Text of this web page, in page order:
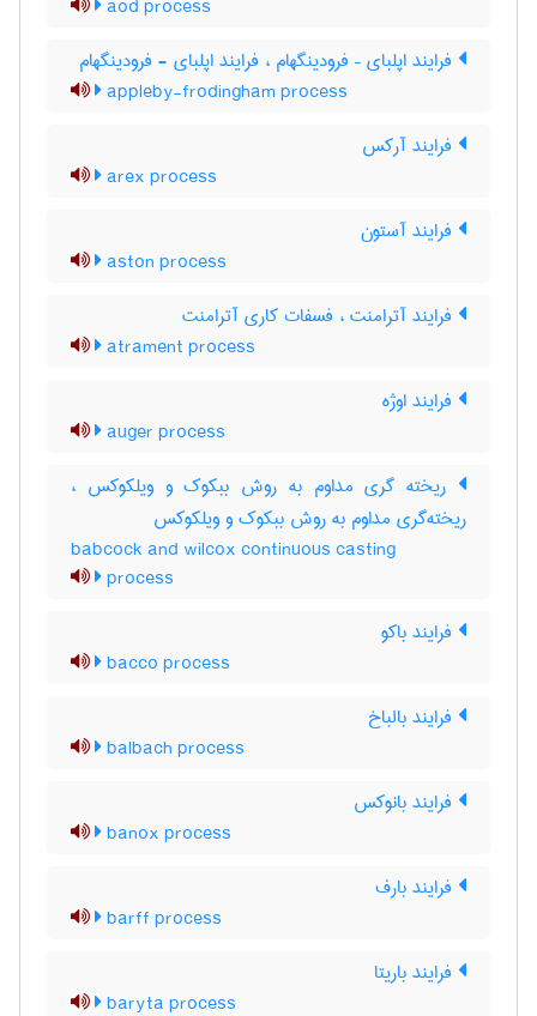
aod process
فرایند اپلبای – فرودینگهام ، فرایند اپلبای - فرودینگهام
appleby-frodingham process
فرایند آرکس
arex process
فرایند آستون
aston process
فرایند آترامنت ، فسفات کاری آترامنت
atrament process
فرایند اوژه
auger process
ریخته گری مداوم به روش ببکوک و ویلکوکس ،
ریخته‌گری مداوم به روش ببکوک و ویلکوکس
babcock and wilcox continuous casting
process
فرایند باکو
bacco process
فرایند بالباخ
balbach process
فرایند بانوکس
banox process
فرایند بارف
barff process
فرایند باریتا
baryta process